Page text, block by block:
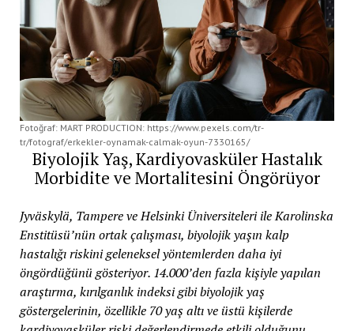
Fotoğraf: MART PRODUCTION: https://www.pexels.com/tr-
tr/fotograf/erkekler-oynamak-calmak-oyun-7330165/
Biyolojik Yaş, Kardiyovasküler Hastalık
Morbidite ve Mortalitesini Öngörüyor
Jyväskylä, Tampere ve Helsinki Üniversiteleri ile Karolinska
Enstitüsü’nün ortak çalışması, biyolojik yaşın kalp
hastalığı riskini geleneksel yöntemlerden daha iyi
öngördüğünü gösteriyor. 14.000’den fazla kişiyle yapılan
araştırma, kırılganlık indeksi gibi biyolojik yaş
göstergelerinin, özellikle 70 yaş altı ve üstü kişilerde